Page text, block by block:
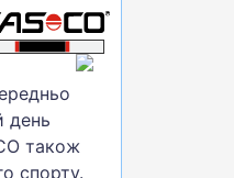
день
також
спорту.